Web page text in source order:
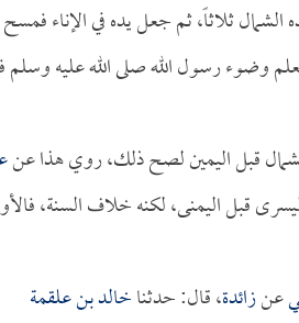
ثلاثاً، ثم جعل يده في الإناء فمسح
وضوء رسول الله صلى الله عليه وسلم
قبل اليمين لصح ذلك، روي هذا عن
قبل اليمنى، لكنه خلاف السنة،
عنزائدة، قال: حدثناخالد بن علقمة